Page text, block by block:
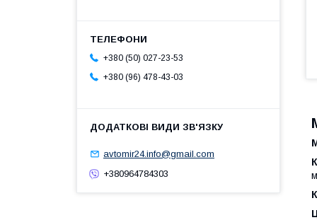
+380 (50) 027-23-53
+380 (96) 478-43-03
avtomir24.info@gmail.com
+380964784303